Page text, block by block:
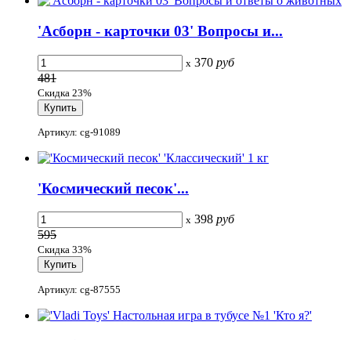
'Асборн - карточки 03' Вопросы и...
x 370 руб
481
Скидка 23%
Артикул: cg-91089
'Космический песок'...
x 398 руб
595
Скидка 33%
Артикул: cg-87555